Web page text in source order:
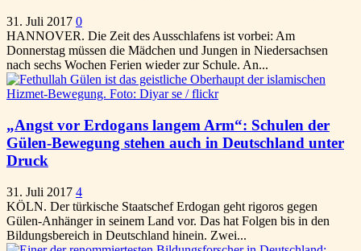
31. Juli 2017 0
HANNOVER. Die Zeit des Ausschlafens ist vorbei: Am
Donnerstag müssen die Mädchen und Jungen in Niedersachsen
nach sechs Wochen Ferien wieder zur Schule. An...
„Angst vor Erdogans langem Arm“: Schulen der
Gülen-Bewegung stehen auch in Deutschland unter
Druck
31. Juli 2017 4
KÖLN. Der türkische Staatschef Erdogan geht rigoros gegen
Gülen-Anhänger in seinem Land vor. Das hat Folgen bis in den
Bildungsbereich in Deutschland hinein. Zwei...